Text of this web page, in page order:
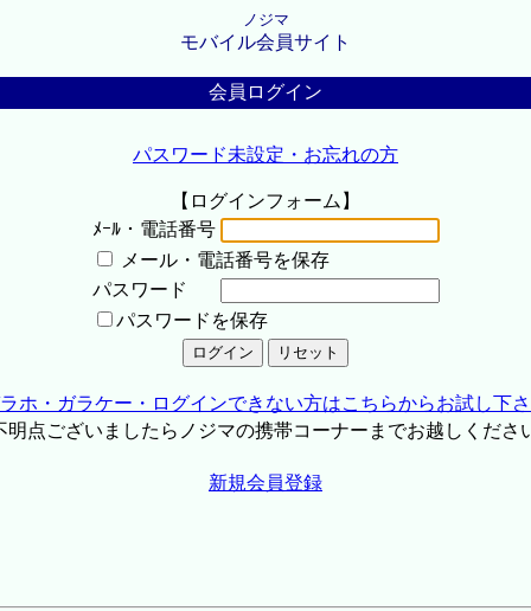
ノジマ
モバイル会員サイト
会員ログイン
パスワード未設定・お忘れの方
【ログインフォーム】
ﾒｰﾙ・電話番号
メール・電話番号を保存
パスワード
パスワードを保存
ホ・ガラケー・ログインできない方はこちらからお試し下
点ございましたらノジマの携帯コーナーまでお越しくださ
新規会員登録